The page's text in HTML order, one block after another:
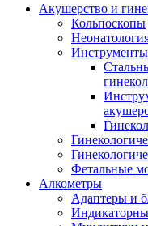
Акушерство и
Кольпоскопы
Инструменты
Фетальные
Алкометры
Адаптеры и